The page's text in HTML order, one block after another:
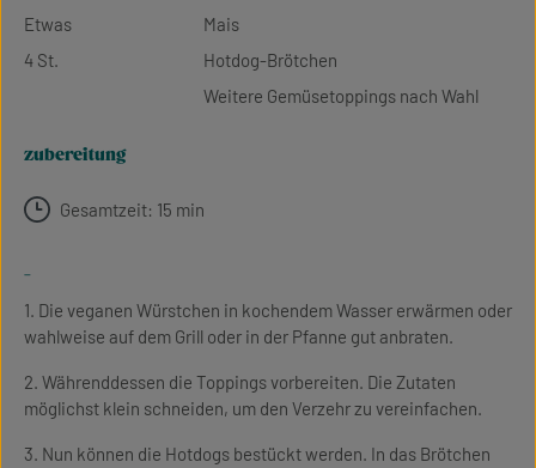
Etwas
Mais
4 St.
Hotdog-Brötchen
Weitere Gemüsetoppings nach Wahl
zubereitung
Gesamtzeit: 15 min
-
1. Die veganen Würstchen in kochendem Wasser erwärmen oder
wahlweise auf dem Grill oder in der Pfanne gut anbraten.
2. Währenddessen die Toppings vorbereiten. Die Zutaten
möglichst klein schneiden, um den Verzehr zu vereinfachen.
3. Nun können die Hotdogs bestückt werden. In das Brötchen